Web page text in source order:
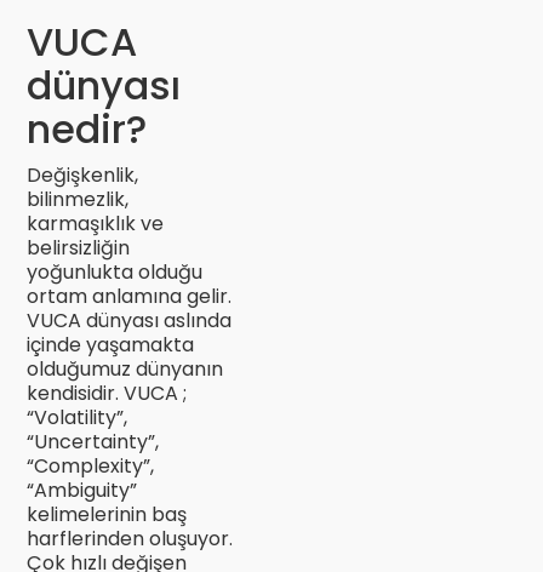
VUCA
dünyası
nedir?
Değişkenlik,
bilinmezlik,
karmaşıklık ve
belirsizliğin
yoğunlukta olduğu
ortam anlamına gelir.
VUCA dünyası aslında
içinde yaşamakta
olduğumuz dünyanın
kendisidir. VUCA ;
“Volatility”,
“Uncertainty”,
“Complexity”,
“Ambiguity”
kelimelerinin baş
harflerinden oluşuyor.
Çok hızlı değişen